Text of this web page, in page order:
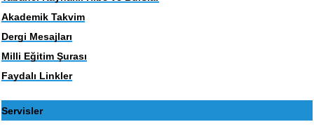
Akademik Takvim
Dergi Mesajları
Milli Eğitim Şurası
Faydalı Linkler
Servisler